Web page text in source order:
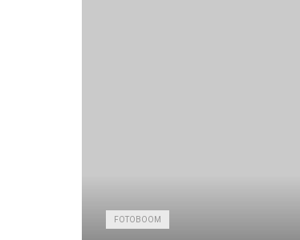
FOTOBOOM